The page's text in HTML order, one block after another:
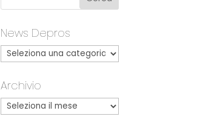
News Depros
Archivio